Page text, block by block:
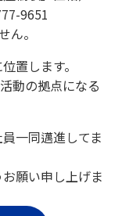
9651
ん。
置します。
動の拠点になる
一同邁進してま
願い申し上げま